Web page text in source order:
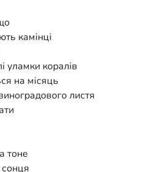
камінці
уламки коралів
на місяць
листя
тоне
сонця